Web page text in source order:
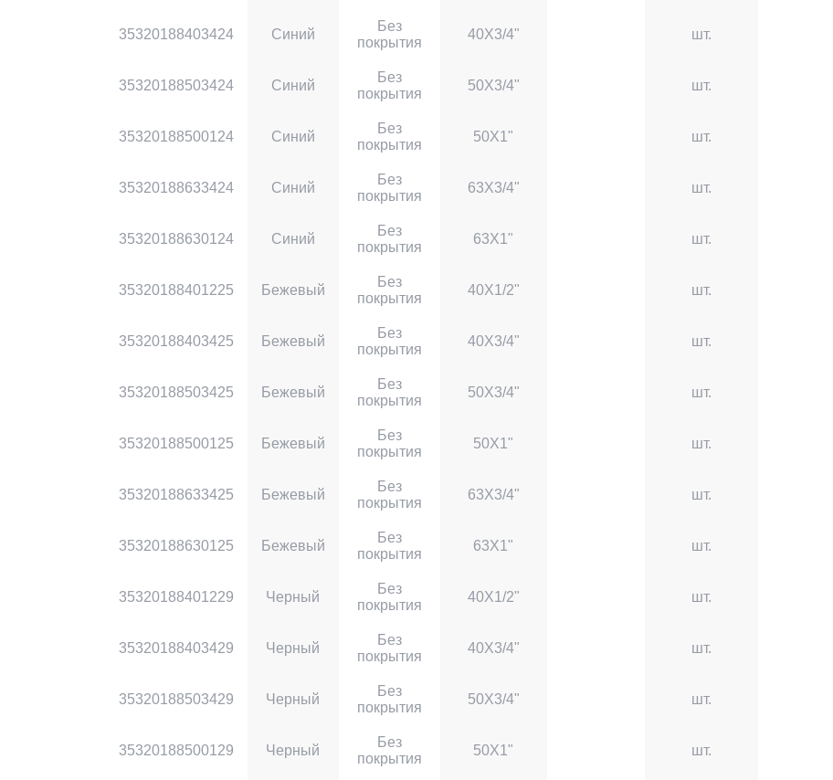
35320188403424 Синий
Без
покрытия
40X3/4" шт.
35320188503424 Синий
Без
покрытия
50X3/4" шт.
35320188500124 Синий
Без
покрытия
50X1" шт.
35320188633424 Синий
Без
покрытия
63X3/4" шт.
35320188630124 Синий
Без
покрытия
63X1" шт.
35320188401225 Бежевый
Без
покрытия
40X1/2" шт.
35320188403425 Бежевый
Без
покрытия
40X3/4" шт.
35320188503425 Бежевый
Без
покрытия
50X3/4" шт.
35320188500125 Бежевый
Без
покрытия
50X1" шт.
35320188633425 Бежевый
Без
покрытия
63X3/4" шт.
35320188630125 Бежевый
Без
покрытия
63X1" шт.
35320188401229 Черный
Без
покрытия
40X1/2" шт.
35320188403429 Черный
Без
покрытия
40X3/4" шт.
35320188503429 Черный
Без
покрытия
50X3/4" шт.
35320188500129 Черный
Без
покрытия
50X1" шт.